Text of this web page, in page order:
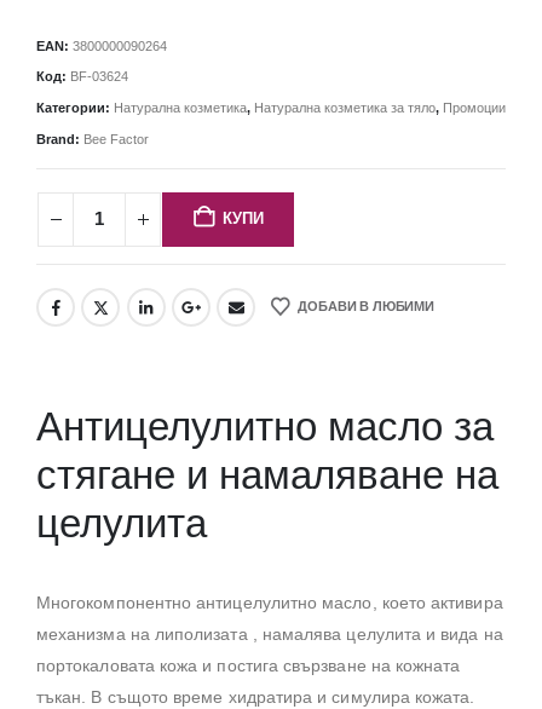
EAN: 3800000090264
Код: BF-03624
Категории: Натурална козметика, Натурална козметика за тяло, Промоции
Brand: Bee Factor
КУПИ
ДОБАВИ В ЛЮБИМИ
Антицелулитно масло за
стягане и намаляване на
целулита
Многокомпонентно антицелулитно масло, което активира
механизма на липолизата , намалява целулита и вида на
портокаловата кожа и постига свързване на кожната
тъкан. В същото време хидратира и симулира кожата.